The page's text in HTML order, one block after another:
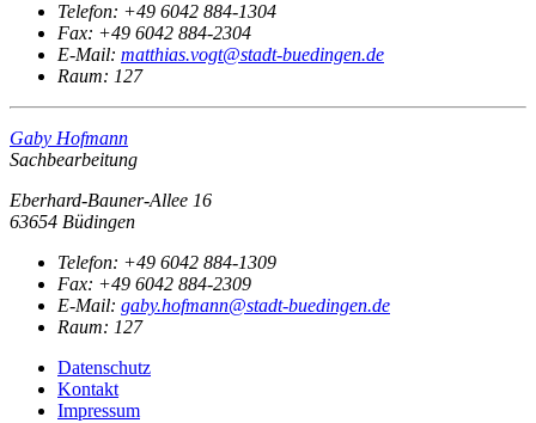
Telefon: +49 6042 884-1304
Fax: +49 6042 884-2304
E-Mail: matthias.vogt@stadt-buedingen.de
Raum: 127
Gaby Hofmann
Sachbearbeitung
Eberhard-Bauner-Allee 16
63654 Büdingen
Telefon: +49 6042 884-1309
Fax: +49 6042 884-2309
E-Mail: gaby.hofmann@stadt-buedingen.de
Raum: 127
Datenschutz
Kontakt
Impressum